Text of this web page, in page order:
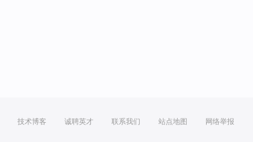
技术博客 诚聘英才 联系我们 站点地图 网络举报